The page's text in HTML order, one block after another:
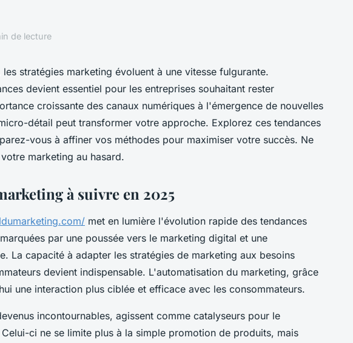
de lecture
stratégies marketing évoluent à une vitesse fulgurante.
devient essentiel pour les entreprises souhaitant rester
croissante des canaux numériques à l'émergence de nouvelles
détail peut transformer votre approche. Explorez ces tendances
vous à affiner vos méthodes pour maximiser votre succès. Ne
marketing au hasard.
à suivre en 2025
met en lumière l'évolution rapide des tendances
par une poussée vers le marketing digital et une
La capacité à adapter les stratégies de marketing aux besoins
devient indispensable. L'automatisation du marketing, grâce
une interaction plus ciblée et efficace avec les consommateurs.
incontournables, agissent comme catalyseurs pour le
ci ne se limite plus à la simple promotion de produits, mais